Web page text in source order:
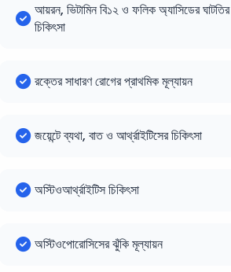
আয়রন, ভিটামিন বি১২ ও ফলিক অ্যাসিডের ঘাটতির
চিকিৎসা
রক্তের সাধারণ রোগের প্রাথমিক মূল্যায়ন
জয়েন্টে ব্যথা, বাত ও আর্থ্রাইটিসের চিকিৎসা
অস্টিওআর্থ্রাইটিস চিকিৎসা
অস্টিওপোরোসিসের ঝুঁকি মূল্যায়ন